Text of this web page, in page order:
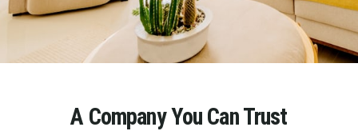
A Company You Can Trust